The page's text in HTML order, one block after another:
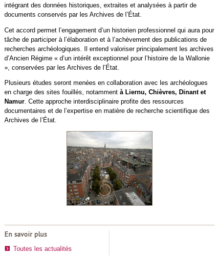
intégrant des données historiques, extraites et analysées à partir de
documents conservés par les Archives de l’État.
Cet accord permet l’engagement d’un historien professionnel qui aura pour
tâche de participer à l’élaboration et à l’achèvement des publications de
recherches archéologiques. Il entend valoriser principalement les archives
d’Ancien Régime « d’un intérêt exceptionnel pour l’histoire de la Wallonie
», conservées par les Archives de l’État.
Plusieurs études seront menées en collaboration avec les archéologues
en charge des sites fouillés, notamment à Liernu, Chièvres, Dinant et
Namur. Cette approche interdisciplinaire profite des ressources
documentaires et de l’expertise en matière de recherche scientifique des
Archives de l’État.
En savoir plus
Toutes les actualités